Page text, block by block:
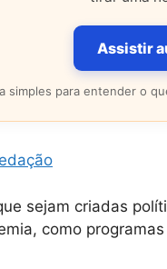
Assistir
simples para entender o
sejam criadas
como